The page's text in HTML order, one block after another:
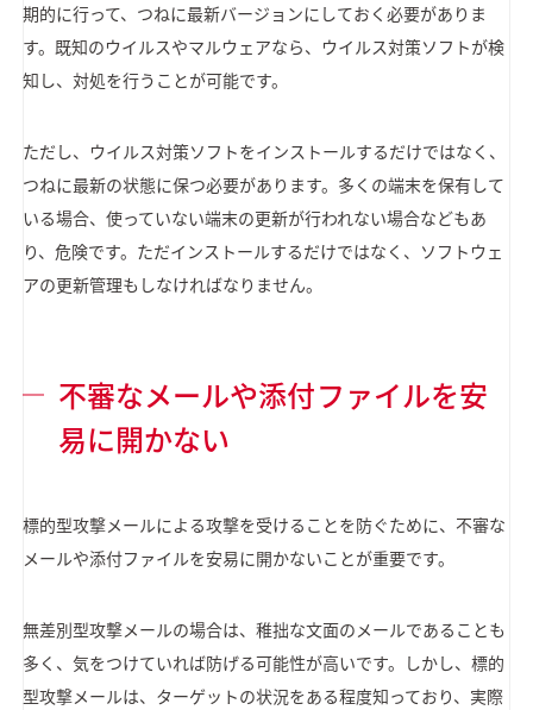
期的に行って、つねに最新バージョンにしておく必要がありま
す。既知のウイルスやマルウェアなら、ウイルス対策ソフトが検
知し、対処を行うことが可能です。
ただし、ウイルス対策ソフトをインストールするだけではなく、
つねに最新の状態に保つ必要があります。多くの端末を保有して
いる場合、使っていない端末の更新が行われない場合などもあ
り、危険です。ただインストールするだけではなく、ソフトウェ
アの更新管理もしなければなりません。
不審なメールや添付ファイルを安
易に開かない
標的型攻撃メールによる攻撃を受けることを防ぐために、不審な
メールや添付ファイルを安易に開かないことが重要です。
無差別型攻撃メールの場合は、稚拙な文面のメールであることも
多く、気をつけていれば防げる可能性が高いです。しかし、標的
型攻撃メールは、ターゲットの状況をある程度知っており、実際